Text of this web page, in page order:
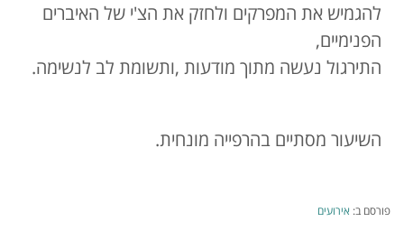
להגמיש את המפרקים ולחזק את הצ'י של האיברים
הפנימיים,
התירגול נעשה מתוך מודעות ,ותשומת לב לנשימה.
השיעור מסתיים בהרפייה מונחית.
פורסם ב: אירועים